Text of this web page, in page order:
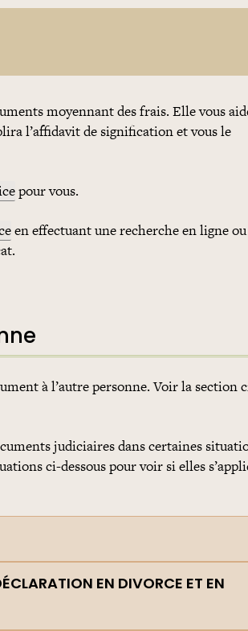
moyennant desfrais. Elle vous
l’affidavit de signification et vous le
pour vous.
en effectuant une recherche en ligne
à l’autre personne. Voir la section
judiciaires dans certaines
ci-dessous pour voir si elles
EN DIVORCE ET EN